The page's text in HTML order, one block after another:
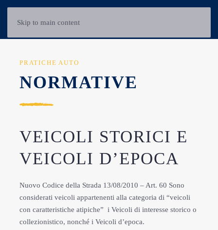
Skip to main content
PRATICHE AUTO
NORMATIVE
VEICOLI STORICI E
VEICOLI D’EPOCA
Nuovo Codice della Strada 13/08/2010 – Art. 60 Sono
considerati veicoli appartenenti alla categoria di “veicoli
con caratteristiche atipiche” i Veicoli di interesse storico o
collezionistico, nonché i Veicoli d’epoca.